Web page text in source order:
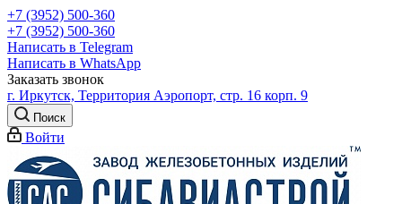
+7 (3952) 500-360
+7 (3952) 500-360
Написать в Telegram
Написать в WhatsApp
Заказать звонок
г. Иркутск, Территория Аэропорт, стр. 16 корп. 9
Поиск
Войти